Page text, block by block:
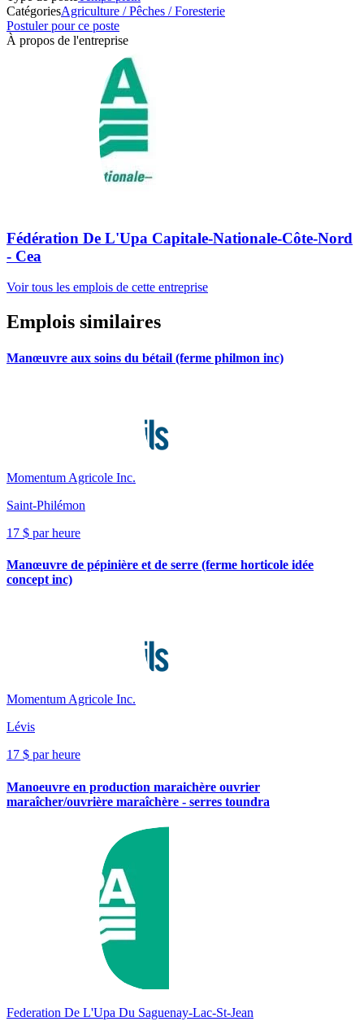
CatégoriesAgriculture / Pêches / Foresterie
Postuler pour ce poste
À propos de l'entreprise
Fédération De L'Upa Capitale-Nationale-Côte-Nord
- Cea
Voir tous les emplois de cette entreprise
Emplois similaires
Manœuvre aux soins du bétail (ferme philmon inc)
Momentum Agricole Inc.
Saint-Philémon
17 $ par heure
Manœuvre de pépinière et de serre (ferme horticole idée
concept inc)
Momentum Agricole Inc.
Lévis
17 $ par heure
Manoeuvre en production maraichère ouvrier
maraîcher/ouvrière maraîchère - serres toundra
Federation De L'Upa Du Saguenay-Lac-St-Jean